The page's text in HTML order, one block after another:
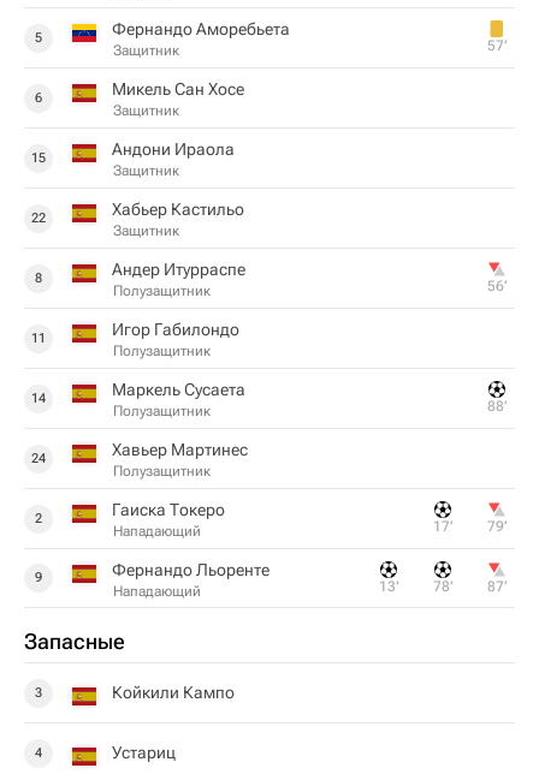
5 Фернандо Аморебьета
Защитник 57‎’‎
6 Микель Сан Хосе
Защитник
15 Андони Ираола
Защитник
22 Хабьер Кастильо
Защитник
8 Андер Итурраспе
Полузащитник 56‎’‎
11 Игор Габилондо
Полузащитник
14 Маркель Сусаета
Полузащитник 88‎’‎
24 Хавьер Мартинес
Полузащитник
2 Гаиска Токеро
Нападающий 17‎’‎ 79‎’‎
9 Фернандо Льоренте
Нападающий 13‎’‎ 78‎’‎ 87‎’‎
Запасные
3 Койкили Кампо
4 Устариц